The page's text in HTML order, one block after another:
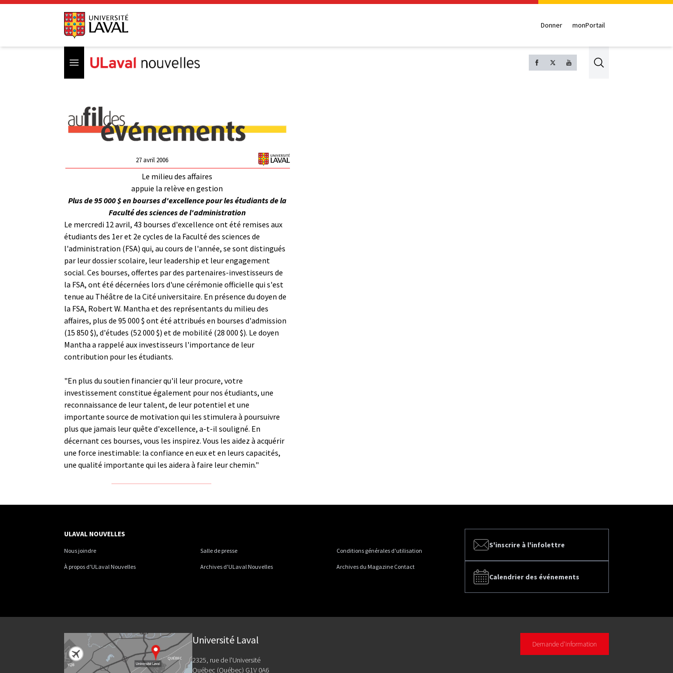
Donner monPortail
Open menu Search
27 avril 2006
Le milieu des affaires
appuie la relève en gestion
Plus de 95 000 $ en bourses d'excellence pour les étudiants de la
Faculté des sciences de l'administration
Le mercredi 12 avril, 43 bourses d'excellence ont été remises aux
étudiants des 1er et 2e cycles de la Faculté des sciences de
l'administration (FSA) qui, au cours de l'année, se sont distingués
par leur dossier scolaire, leur leadership et leur engagement
social. Ces bourses, offertes par des partenaires-investisseurs de
la FSA, ont été décernées lors d'une cérémonie officielle qui s'est
tenue au Théâtre de la Cité universitaire. En présence du doyen de
la FSA, Robert W. Mantha et des représentants du milieu des
affaires, plus de 95 000 $ ont été attribués en bourses d'admission
(15 850 $), d'études (52 000 $) et de mobilité (28 000 $). Le doyen
Mantha a rappelé aux investisseurs l'importance de leur
contribution pour les étudiants.
"En plus du soutien financier qu'il leur procure, votre
investissement constitue également pour nos étudiants, une
reconnaissance de leur talent, de leur potentiel et une
importante source de motivation qui les stimulera à poursuivre
plus que jamais leur quête d'excellence, a-t-il souligné. En
décernant ces bourses, vous les inspirez. Vous les aidez à acquérir
une force inestimable: la confiance en eux et en leurs capacités,
une qualité importante qui les aidera à faire leur chemin."
S'inscrire à l'infolettre
Calendrier des événements
ULAVAL NOUVELLES
Nous joindre Salle de presse Conditions générales d'utilisation
À propos d'ULaval Nouvelles Archives d'ULaval Nouvelles Archives du Magazine Contact
Université Laval
2325, rue de l'Université
Québec (Québec) G1V 0A6
Demande d'information